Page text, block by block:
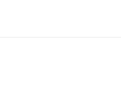
每筆HK$20.00，滿
(澳門門市) 只顯示可選